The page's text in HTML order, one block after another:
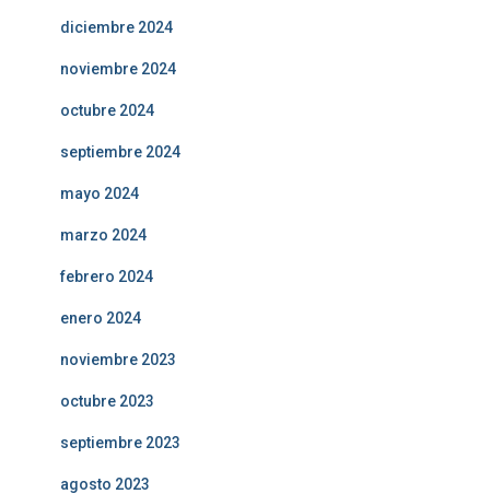
diciembre 2024
noviembre 2024
octubre 2024
septiembre 2024
mayo 2024
marzo 2024
febrero 2024
enero 2024
noviembre 2023
octubre 2023
septiembre 2023
agosto 2023